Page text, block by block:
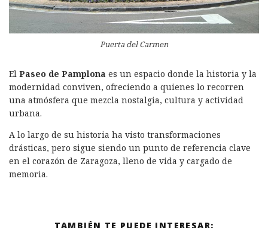
Puerta del Carmen
El Paseo de Pamplona es un espacio donde la historia y la
modernidad conviven, ofreciendo a quienes lo recorren
una atmósfera que mezcla nostalgia, cultura y actividad
urbana.
A lo largo de su historia ha visto transformaciones
drásticas, pero sigue siendo un punto de referencia clave
en el corazón de Zaragoza, lleno de vida y cargado de
memoria.
TAMBIÉN TE PUEDE INTERESAR: